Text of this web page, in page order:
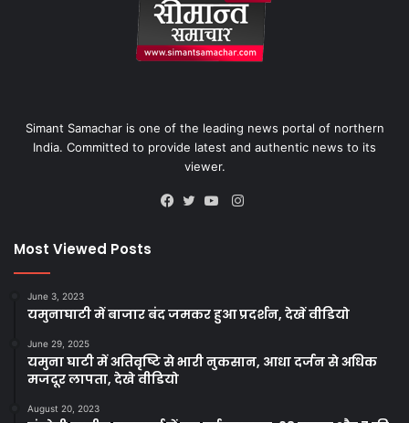
Simant Samachar is one of the leading news portal of northern
India. Committed to provide latest and authentic news to its
viewer.
Instagram
Most Viewed Posts
June 3, 2023
यमुनाघाटी में बाजार बंद जमकर हुआ प्रदर्शन, देखें वीडियो
June 29, 2025
यमुना घाटी में अतिवृष्टि से भारी नुकसान, आधा दर्जन से अधिक
मजदूर लापता, देखे वीडियो
August 20, 2023